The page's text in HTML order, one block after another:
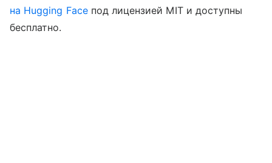
на Hugging Faceпод лицензией MIT и доступны
бесплатно.